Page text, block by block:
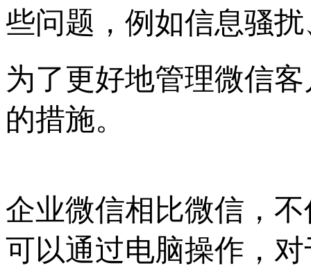
些问题，例如信息骚
为了更好地管理微信
的措施。
企业微信相比微信，
可以通过电脑操作，